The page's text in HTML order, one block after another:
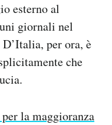
esterno al
giornali nel
per ora, è
che
la maggioranza